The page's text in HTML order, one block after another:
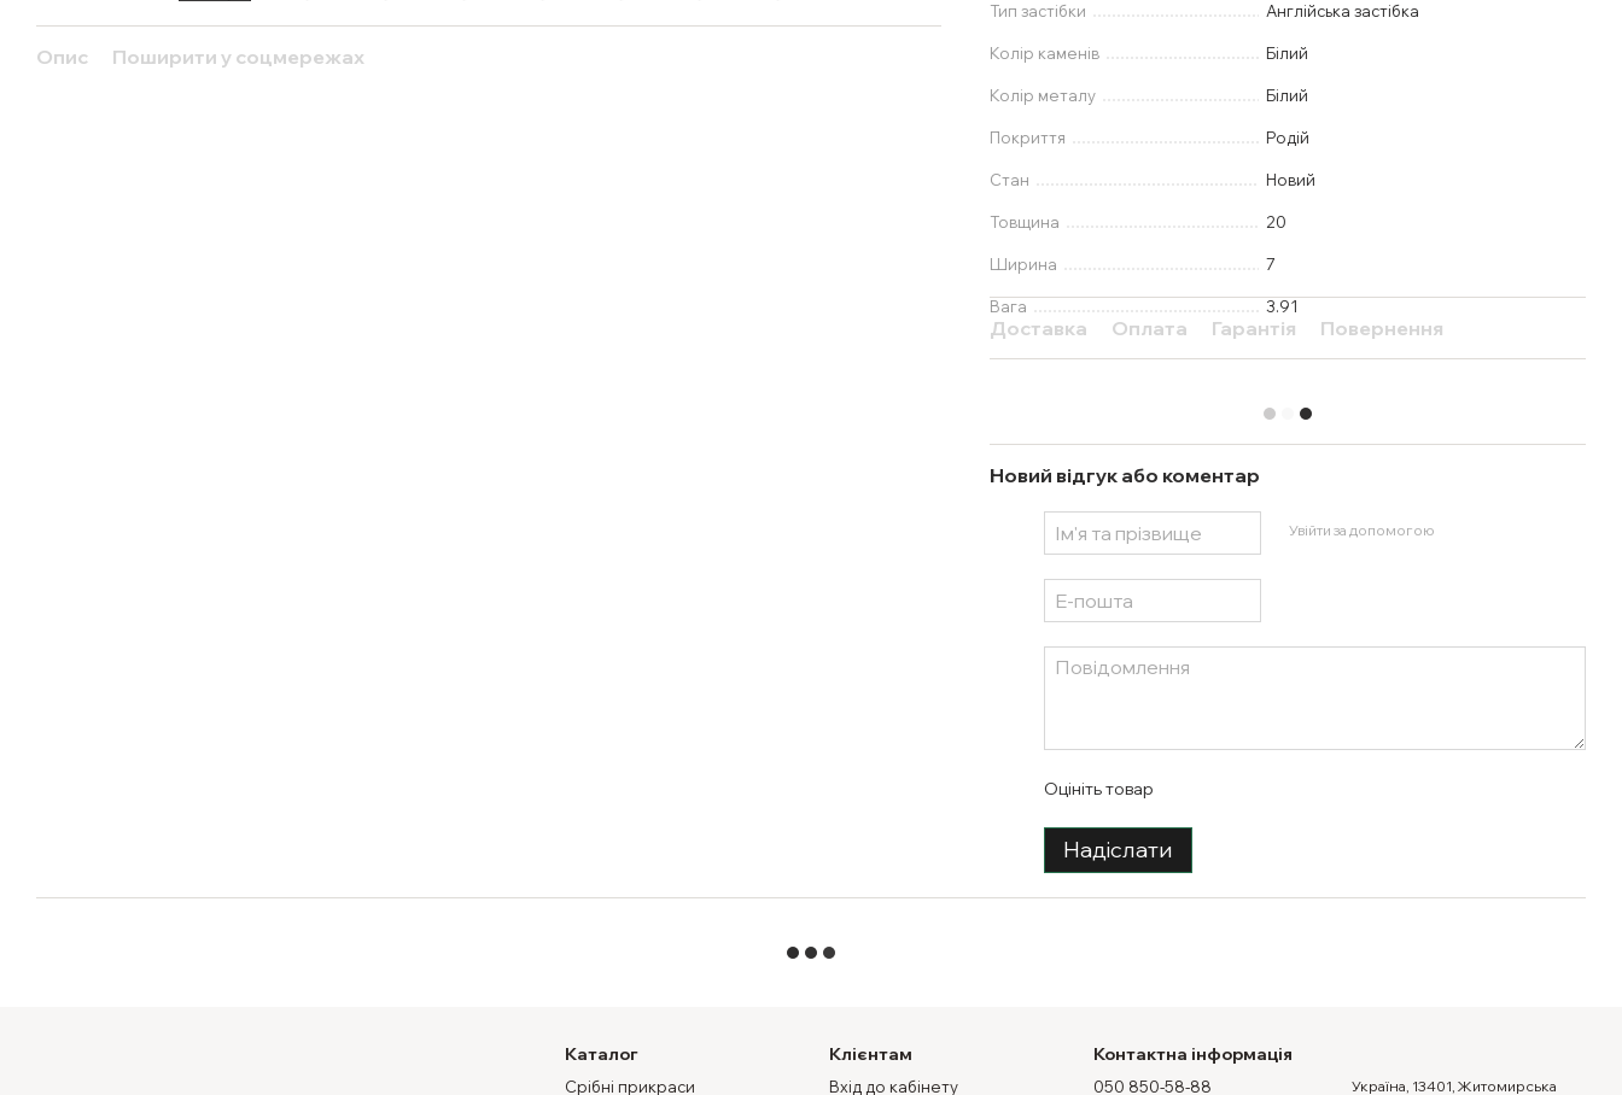
Опис Поширити у соцмережах
Тип застібки Англійська застібка
Колір каменів Білий
Колір металу Білий
Покриття Родій
Стан Новий
Товщина 20
Ширина 7
Вага 3.91
Доставка Оплата Гарантія Повернення
Новий відгук або коментар
Увійти за допомогою
Оцініть товар
Надіслати
Каталог
Срібні прикраси
Клієнтам
Вхід до кабінету
Контактна інформація
050 850-58-88 Україна, 13401, Житомирська